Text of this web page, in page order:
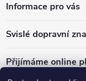
Informace pro vás
Svislé dopravní
Přijímáme online